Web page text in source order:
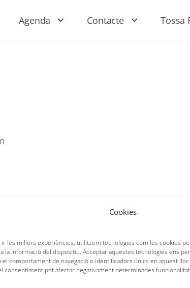
Cookies
les millors experiències, utilitzem tecnologies com les cookies
la informació del dispositiu. Acceptar aquestes tecnologies ens
el comportament de navegació o identificadors únics en aquest
consentiment pot afectar negativament determinades
Agenda Contacte Tossa